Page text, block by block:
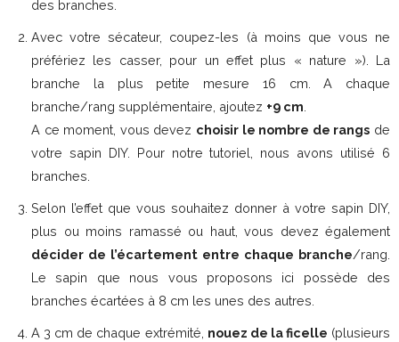
des branches.
Avec votre sécateur, coupez-les (à moins que vous ne
préfériez les casser, pour un effet plus « nature »). La
branche la plus petite mesure 16 cm. A chaque
branche/rang supplémentaire, ajoutez +9 cm
A ce moment, vous devez choisir le nombre de rangs de
votre sapin DIY. Pour notre tutoriel, nous avons utilisé 6
branches.
Selon l’effet que vous souhaitez donner à votre sapin DIY,
plus ou moins ramassé ou haut, vous devez également
décider de l’écartement entre chaque branche/rang.
Le sapin que nous vous proposons ici possède des
branches écartées à 8 cm les unes des autres.
A 3 cm de chaque extrémité, nouez de la ficelle (plusieurs